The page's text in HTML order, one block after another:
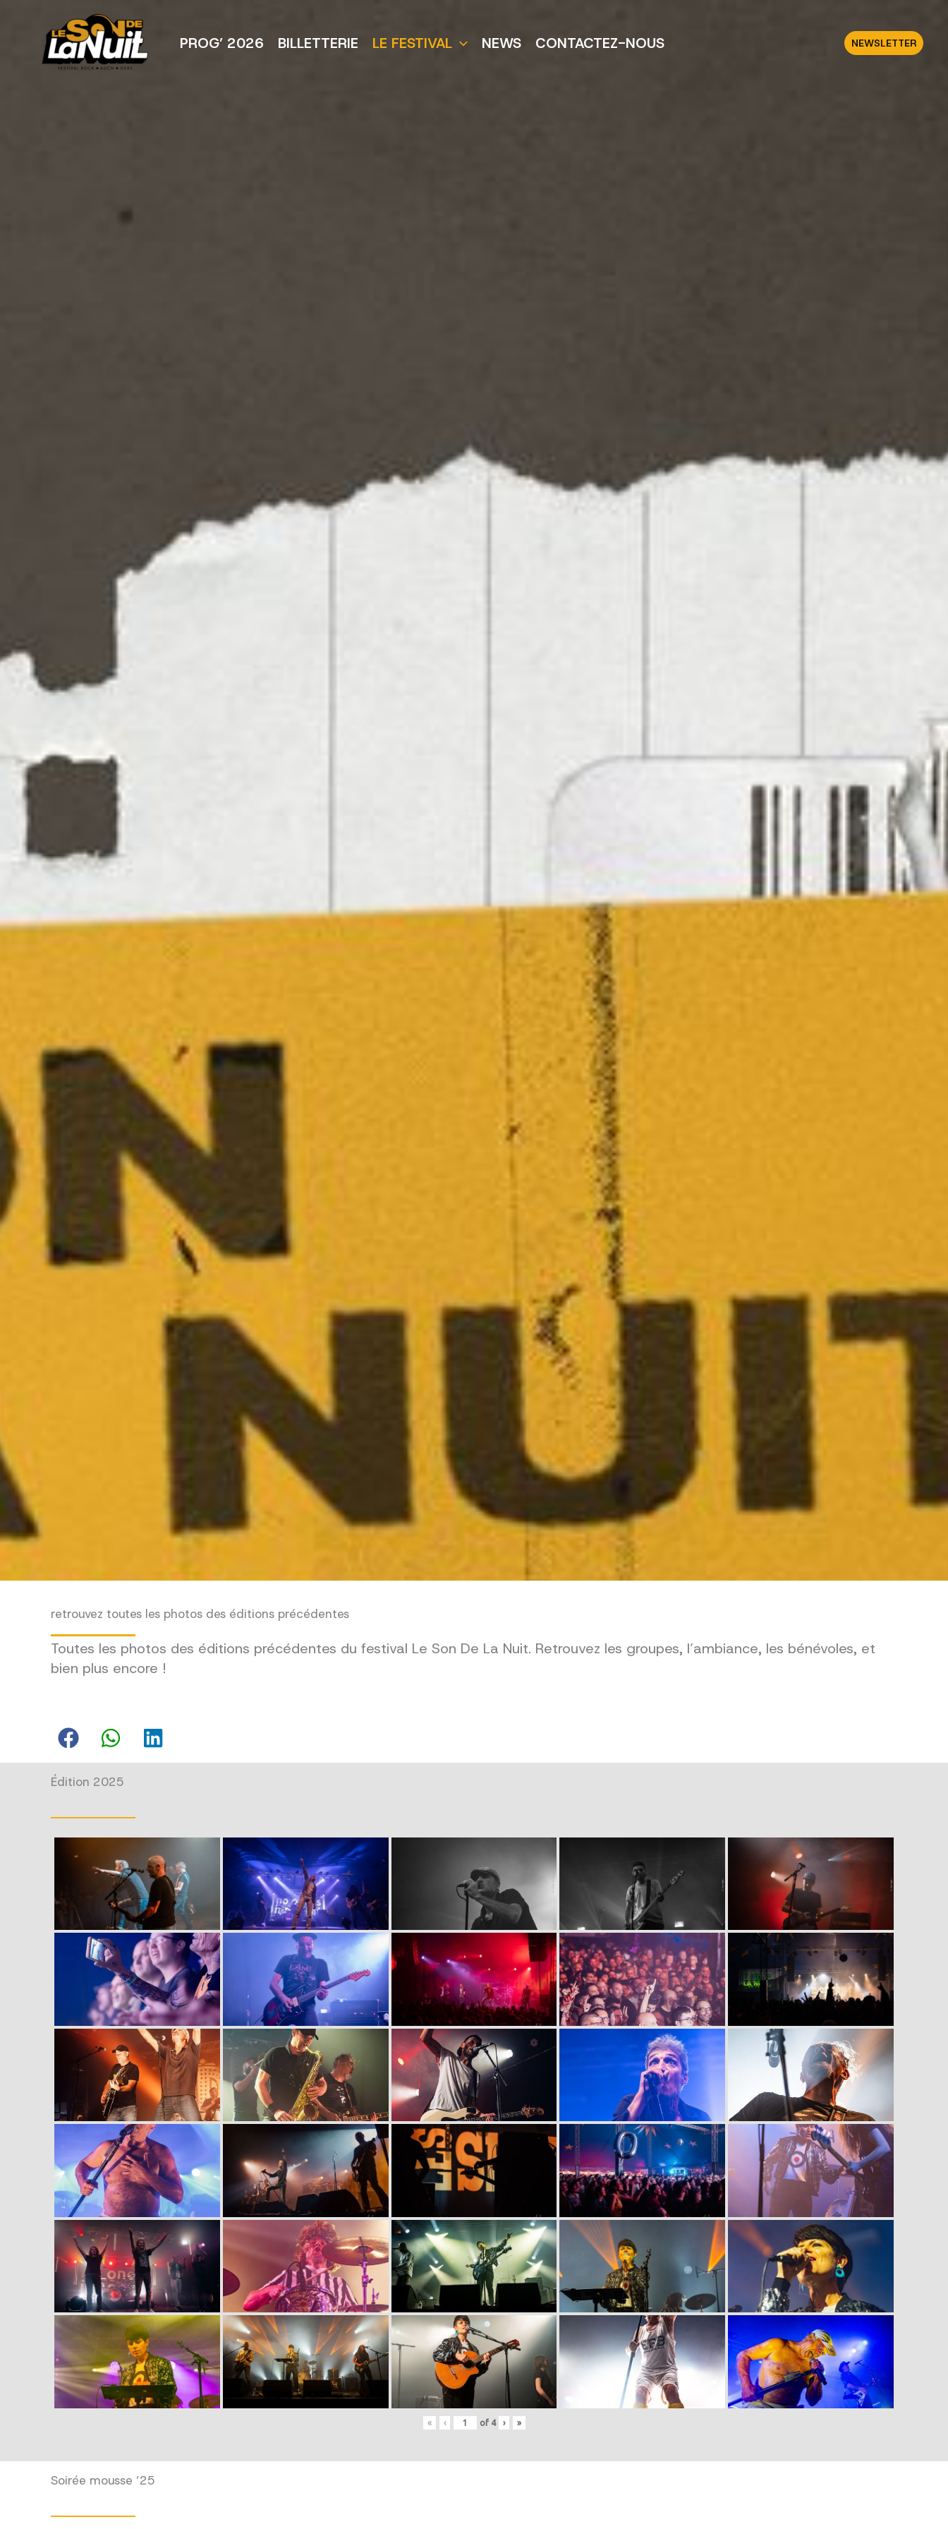
PROG’ 2026 BILLETTERIE LE FESTIVAL NEWS CONTACTEZ-NOUS NEWSLETTER
retrouvez toutes les photos des éditions précédentes
Toutes les photos des éditions précédentes du festival Le Son De La Nuit. Retrouvez les groupes, l’ambiance, les bénévoles, et
bien plus encore !
Édition 2025
« ‹ of 4 › »
Soirée mousse ’25